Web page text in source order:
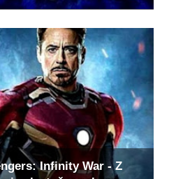
Infinity War - Z